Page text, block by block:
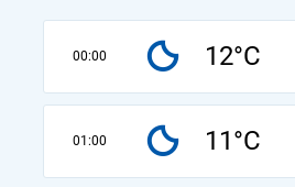
00:00 12°C
01:00 11°C